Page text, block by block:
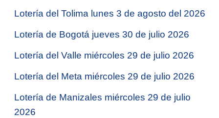
Lotería del Tolima lunes 3 de agosto del 2026
Lotería de Bogotá jueves 30 de julio 2026
Lotería del Valle miércoles 29 de julio 2026
Lotería del Meta miércoles 29 de julio 2026
Lotería de Manizales miércoles 29 de julio
2026